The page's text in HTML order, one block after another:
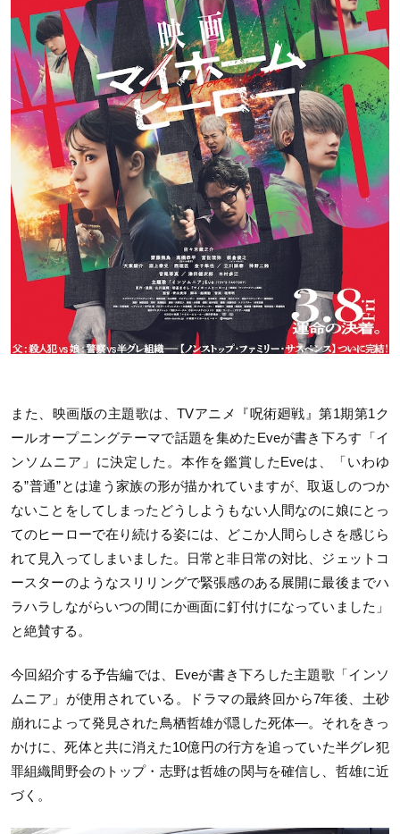
また、映画版の主題歌は、TVアニメ『呪術廻戦』第1期第1ク
ールオープニングテーマで話題を集めたEveが書き下ろす「イ
ンソムニア」に決定した。本作を鑑賞したEveは、「いわゆ
る”普通”とは違う家族の形が描かれていますが、取返しのつか
ないことをしてしまったどうしようもない人間なのに娘にとっ
てのヒーローで在り続ける姿には、どこか人間らしさを感じら
れて見入ってしまいました。日常と非日常の対比、ジェットコ
ースターのようなスリリングで緊張感のある展開に最後までハ
ラハラしながらいつの間にか画面に釘付けになっていました」
と絶賛する。
今回紹介する予告編では、Eveが書き下ろした主題歌「インソ
ムニア」が使用されている。ドラマの最終回から7年後、土砂
崩れによって発見された鳥栖哲雄が隠した死体―。それをきっ
かけに、死体と共に消えた10億円の行方を追っていた半グレ犯
罪組織間野会のトップ・志野は哲雄の関与を確信し、哲雄に近
づく。